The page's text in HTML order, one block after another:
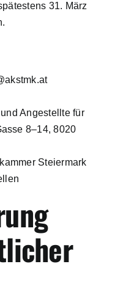
31. März
Angestellte für
8–14, 8020
Steiermark